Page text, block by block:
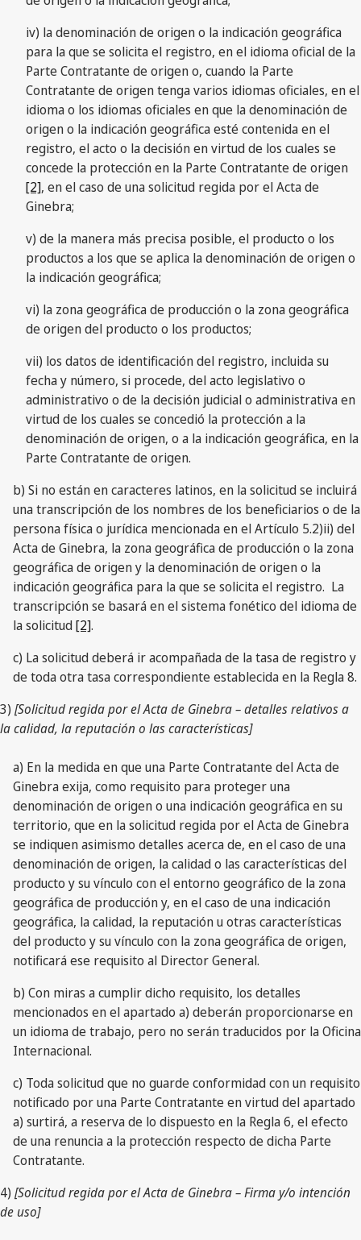
iv) la denominación de origen o la indicación geográfica
para la que se solicita el registro, en el idioma oficial de la
Parte Contratante de origen o, cuando la Parte
Contratante de origen tenga varios idiomas oficiales, en el
idioma o los idiomas oficiales en que la denominación de
origen o la indicación geográfica esté contenida en el
registro, el acto o la decisión en virtud de los cuales se
concede la protección en la Parte Contratante de origen
[2], en el caso de una solicitud regida por el Acta de
Ginebra;
v) de la manera más precisa posible, el producto o los
productos a los que se aplica la denominación de origen o
la indicación geográfica;
vi) la zona geográfica de producción o la zona geográfica
de origen del producto o los productos;
vii) los datos de identificación del registro, incluida su
fecha y número, si procede, del acto legislativo o
administrativo o de la decisión judicial o administrativa en
virtud de los cuales se concedió la protección a la
denominación de origen, o a la indicación geográfica, en la
Parte Contratante de origen.
b) Si no están en caracteres latinos, en la solicitud se incluirá
una transcripción de los nombres de los beneficiarios o de la
persona física o jurídica mencionada en el Artículo 5.2)ii) del
Acta de Ginebra, la zona geográfica de producción o la zona
geográfica de origen y la denominación de origen o la
indicación geográfica para la que se solicita el registro. La
transcripción se basará en el sistema fonético del idioma de
la solicitud[2].
c) La solicitud deberá ir acompañada de la tasa de registro y
de toda otra tasa correspondiente establecida en la Regla 8.
3) [Solicitud regida por el Acta de Ginebra – detalles relativos a
la calidad, la reputación o las características]
a) En la medida en que una Parte Contratante del Acta de
Ginebra exija, como requisito para proteger una
denominación de origen o una indicación geográfica en su
territorio, que en la solicitud regida por el Acta de Ginebra
se indiquen asimismo detalles acerca de, en el caso de una
denominación de origen, la calidad o las características del
producto y su vínculo con el entorno geográfico de la zona
geográfica de producción y, en el caso de una indicación
geográfica, la calidad, la reputación u otras características
del producto y su vínculo con la zona geográfica de origen,
notificará ese requisito al Director General.
b) Con miras a cumplir dicho requisito, los detalles
mencionados en el apartado a) deberán proporcionarse en
un idioma de trabajo, pero no serán traducidos por la Oficina
Internacional.
c) Toda solicitud que no guarde conformidad con un requisito
notificado por una Parte Contratante en virtud del apartado
a) surtirá, a reserva de lo dispuesto en la Regla 6, el efecto
de una renuncia a la protección respecto de dicha Parte
Contratante.
4) [Solicitud regida por el Acta de Ginebra – Firma y/o intención
de uso]